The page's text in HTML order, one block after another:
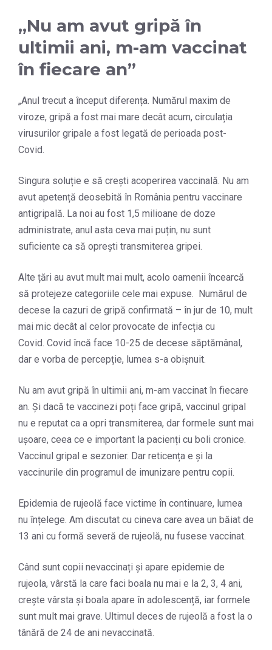
„Nu am avut gripă în
ultimii ani, m-am vaccinat
în fiecare an”
„Anul trecut a început diferența. Numărul maxim de
viroze, gripă a fost mai mare decât acum, circulația
virusurilor gripale a fost legată de perioada post-
Covid.
Singura soluție e să crești acoperirea vaccinală. Nu am
avut apetență deosebită în România pentru vaccinare
antigripală. La noi au fost 1,5 milioane de doze
administrate, anul asta ceva mai puțin, nu sunt
suficiente ca să oprești transmiterea gripei.
Alte țări au avut mult mai mult, acolo oamenii încearcă
să protejeze categoriile cele mai expuse. Numărul de
decese la cazuri de gripă confirmată – în jur de 10, mult
mai mic decât al celor provocate de infecția cu
Covid. Covid încă face 10-25 de decese săptămânal,
dar e vorba de percepție, lumea s-a obișnuit.
Nu am avut gripă în ultimii ani, m-am vaccinat în fiecare
an. Și dacă te vaccinezi poți face gripă, vaccinul gripal
nu e reputat ca a opri transmiterea, dar formele sunt mai
ușoare, ceea ce e important la pacienți cu boli cronice.
Vaccinul gripal e sezonier. Dar reticența e și la
vaccinurile din programul de imunizare pentru copii.
Epidemia de rujeolă face victime în continuare, lumea
nu înțelege. Am discutat cu cineva care avea un băiat de
13 ani cu formă severă de rujeolă, nu fusese vaccinat.
Când sunt copii nevaccinați și apare epidemie de
rujeola, vârstă la care faci boala nu mai e la 2, 3, 4 ani,
crește vârsta și boala apare în adolescență, iar formele
sunt mult mai grave. Ultimul deces de rujeolă a fost la o
tânără de 24 de ani nevaccinată.